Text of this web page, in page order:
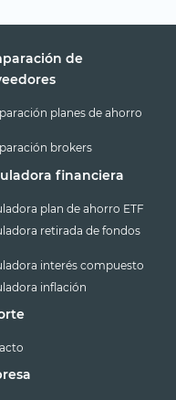
de
planes de ahorro
brokers
financiera
plan de ahorro ETF
retirada de fondos
interés compuesto
inflación